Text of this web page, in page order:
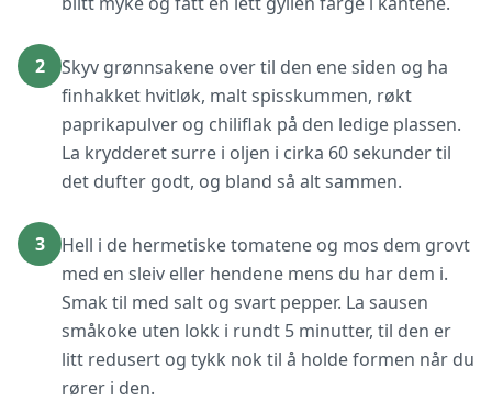
2
Skyv grønnsakene over til den ene siden og ha
finhakket hvitløk, malt spisskummen, røkt
paprikapulver og chiliflak på den ledige plassen.
La krydderet surre i oljen i cirka 60 sekunder til
det dufter godt, og bland så alt sammen.
3
Hell i de hermetiske tomatene og mos dem grovt
med en sleiv eller hendene mens du har dem i.
Smak til med salt og svart pepper. La sausen
småkoke uten lokk i rundt 5 minutter, til den er
litt redusert og tykk nok til å holde formen når du
rører i den.